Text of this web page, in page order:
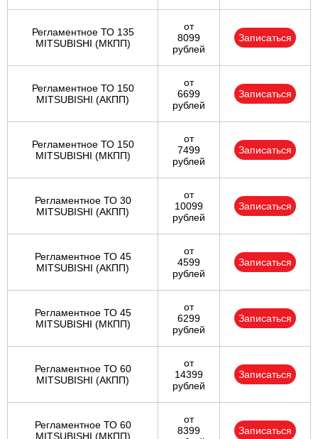
Регламентное ТО 135
MITSUBISHI (МКПП)
от
8099
рублей
Записаться
Регламентное ТО 150
MITSUBISHI (АКПП)
от
6699
рублей
Записаться
Регламентное ТО 150
MITSUBISHI (МКПП)
от
7499
рублей
Записаться
Регламентное ТО 30
MITSUBISHI (АКПП)
от
10099
рублей
Записаться
Регламентное ТО 45
MITSUBISHI (АКПП)
от
4599
рублей
Записаться
Регламентное ТО 45
MITSUBISHI (МКПП)
от
6299
рублей
Записаться
Регламентное ТО 60
MITSUBISHI (АКПП)
от
14399
рублей
Записаться
Регламентное ТО 60
MITSUBISHI (МКПП)
от
8399
Записаться